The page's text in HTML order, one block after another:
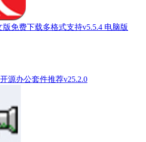
免费下载多格式支持v5.5.4 电脑版
源办公套件推荐v25.2.0